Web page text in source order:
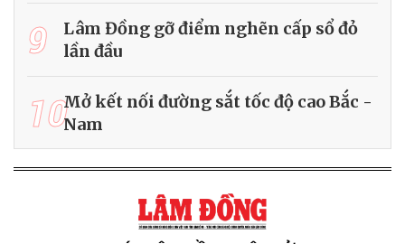
9
Lâm Đồng gỡ điểm nghẽn cấp sổ đỏ
lần đầu
10Mở kết nối đường sắt tốc độ cao Bắc -
Nam